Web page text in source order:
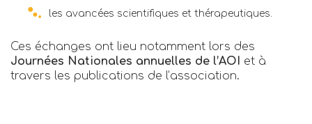
les avancées scientifiques et thérapeutiques.
Ces échanges ont lieu notamment lors des
Journées Nationales annuelles de l’AOI et à
travers les publications de l’association.